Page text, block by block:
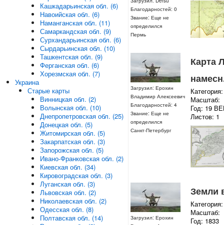
Благодарностей: 0
Звание: Еще не
определился
Пермь
Загрузил: Ерохин
Владимир Алексеевич
Благодарностей: 4
Звание: Еще не
определился
Санкт-Петербург
Карта
Масштаб:
Год: 19
Листов: 1
Загрузил: Ерохин
Земли
Масштаб:
Год: 1833
Кашкадарьинская обл. (6)
Навоийская обл. (6)
Наманганская обл. (11)
Самаркандская обл. (9)
Сурхандарьинская обл. (6)
Сырдарьинская обл. (10)
Ташкентская обл. (9)
Ферганская обл. (6)
Хорезмская обл. (7)
Украина
Старые карты
Винницкая обл. (2)
Волынская обл. (10)
Днепропетровская обл. (25)
Донецкая обл. (5)
Житомирская обл. (5)
Закарпатская обл. (3)
Запорожская обл. (5)
Ивано-Франковская обл. (2)
Киевская обл. (34)
Кировоградская обл. (3)
Луганская обл. (3)
Львовская обл. (2)
Николаевская обл. (2)
Одесская обл. (8)
Полтавская обл. (14)